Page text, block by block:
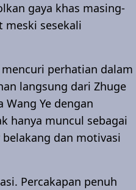
gaya khas masing-
meski sesekali
perhatian dalam
langsung dari Zhuge
Ye dengan
hanya muncul sebagai
dan motivasi
Percakapan penuh